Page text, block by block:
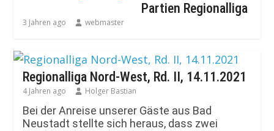
Partien Regionalliga
3 Jahren ago webmaster
Regionalliga Nord-West, Rd. II, 14.11.2021
4 Jahren ago Holger Bastian
Bei der Anreise unserer Gäste aus Bad
Neustadt stellte sich heraus, dass zwei